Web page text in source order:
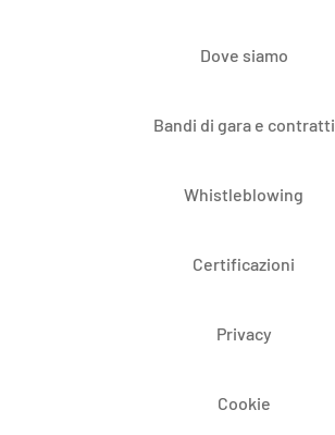
Dove siamo
Bandi di gara e contratti
Whistleblowing
Certificazioni
Privacy
Cookie